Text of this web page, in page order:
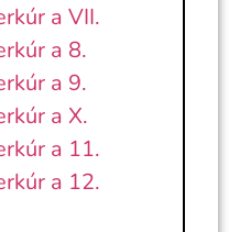
a VII.
a 8.
a 9.
a X.
a 11.
a 12.